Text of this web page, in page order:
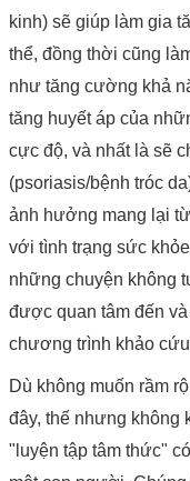
kinh) sẽ giúp làm gia
thể, đồng thời cũng
như tăng cường khả
tăng huyết áp của
cực độ, và nhất là sẽ
(psoriasis/bệnh tróc
ảnh hưởng mang lại
với tình trạng sức
những chuyện không
được quan tâm đến
chương trình khảo
Dù không muốn rầm
đây, thế nhưng không
"luyện tập tâm thức"